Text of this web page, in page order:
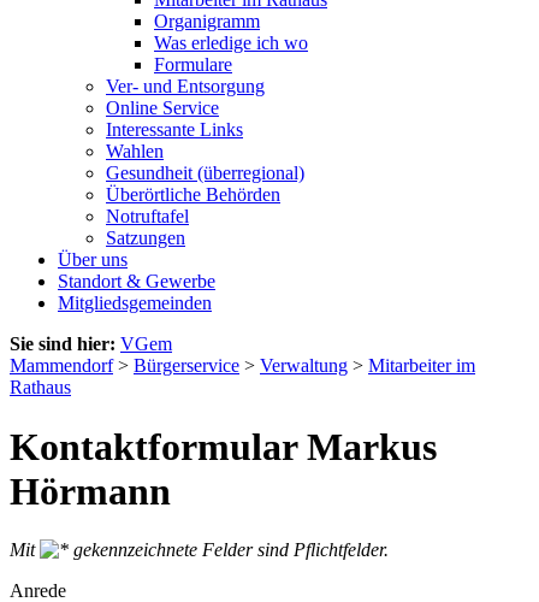
Organigramm
Was erledige ich wo
Formulare
Ver- und Entsorgung
Online Service
Interessante Links
Wahlen
Gesundheit (überregional)
Überörtliche Behörden
Notruftafel
Satzungen
Über uns
Standort & Gewerbe
Mitgliedsgemeinden
Sie sind hier: VGem
Mammendorf> Bürgerservice > Verwaltung > Mitarbeiter im
Rathaus
Kontaktformular Markus
Hörmann
Mit
gekennzeichnete Felder sind Pflichtfelder.
Anrede